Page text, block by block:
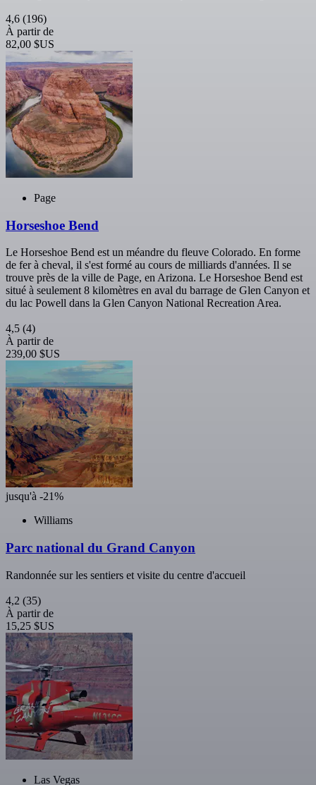
4,6 (196)
À partir de
82,00 $US
Page
Horseshoe Bend
Le Horseshoe Bend est un méandre du fleuve Colorado. En forme
de fer à cheval, il s'est formé au cours de milliards d'années. Il se
trouve près de la ville de Page, en Arizona. Le Horseshoe Bend est
situé à seulement 8 kilomètres en aval du barrage de Glen Canyon et
du lac Powell dans la Glen Canyon National Recreation Area.
4,5 (4)
À partir de
239,00 $US
jusqu'à -21%
Williams
Parc national du Grand Canyon
Randonnée sur les sentiers et visite du centre d'accueil
4,2 (35)
À partir de
15,25 $US
Las Vegas